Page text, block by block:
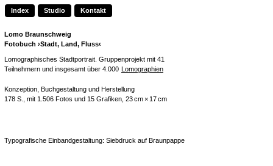
Index Studio Kontakt
Lomo Braunschweig
Fotobuch ›Stadt, Land, Fluss‹
Lomographisches Stadtportrait. Gruppenprojekt mit 41
Teilnehmern und insgesamt über 4.000 Lomographien
Konzeption, Buchgestaltung und Herstellung
178 S., mit 1.506 Fotos und 15 Grafiken, 23 cm × 17 cm
Typografische Einbandgestaltung: Siebdruck auf Braunpappe